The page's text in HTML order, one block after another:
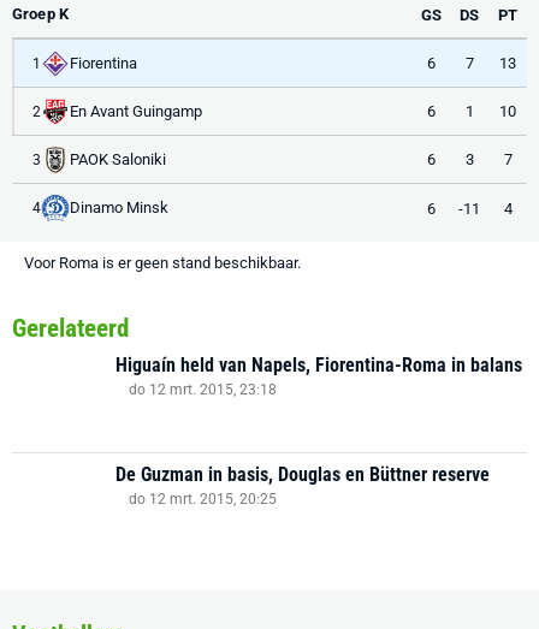
Groep K GS DS PT
1 Fiorentina 6 7 13
2 En Avant Guingamp 6 1 10
3 PAOK Saloniki 6 3 7
4 Dinamo Minsk 6 -11 4
Voor Roma is er geen stand beschikbaar.
Gerelateerd
Higuaín held van Napels, Fiorentina-Roma in balans
do 12 mrt. 2015, 23:18
De Guzman in basis, Douglas en Büttner reserve
do 12 mrt. 2015, 20:25